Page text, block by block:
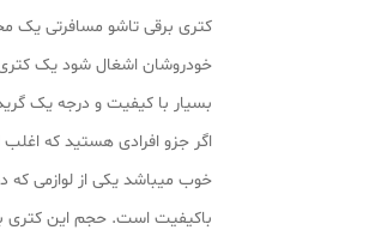
کتری برقی تاشو مسافرتی یک
خودروشان اشغال شود یک
بسیار با کیفیت و درجه یک
اگر جزو افرادی هستید که
باکیفیت است. حجم این کتری برقی تاشو 600 سی سی میباشد و با